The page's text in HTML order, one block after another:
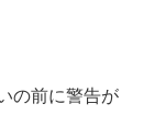
の前に警告が